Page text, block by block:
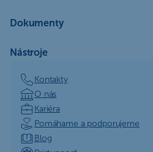
Dokumenty
Nástroje
Kontakty
O nás
Kariéra
Pomáhame a podporujeme
Blog